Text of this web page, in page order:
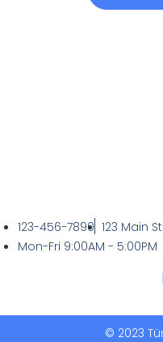
123-456-7890 123 Main
Mon-Fri 9:00AM - 5:00PM
© 2023